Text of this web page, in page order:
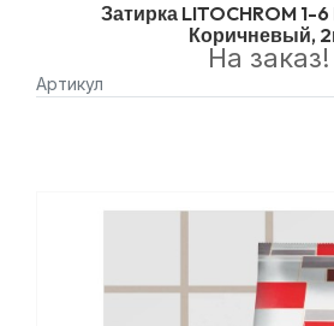
Затирка LITOCHROM 1-6
Коричневый,
Артикул
На заказ!